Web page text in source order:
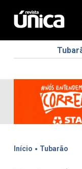
Início . Tubarão